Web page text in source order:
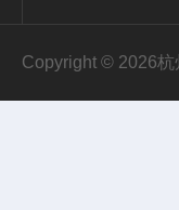
Copyright © 2026